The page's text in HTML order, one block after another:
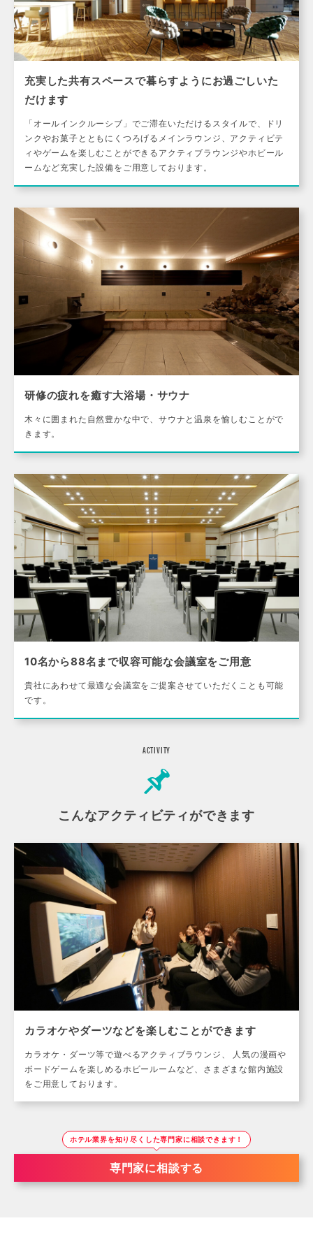
充実した共有スペースで暮らすようにお過ごしいた
だけます
「オールインクルーシブ」でご滞在いただけるスタイルで、ドリ
ンクやお菓子とともにくつろげるメインラウンジ、アクティビテ
ィやゲームを楽しむことができるアクティブラウンジやホビール
ームなど充実した設備をご用意しております。
研修の疲れを癒す大浴場・サウナ
木々に囲まれた自然豊かな中で、サウナと温泉を愉しむことがで
きます。
10名から88名まで収容可能な会議室をご用意
貴社にあわせて最適な会議室をご提案させていただくことも可能
です。
ACTIVITY
こんなアクティビティができます
カラオケやダーツなどを楽しむことができます
カラオケ・ダーツ等で遊べるアクティブラウンジ、 人気の漫画や
ボードゲームを楽しめるホビールームなど、さまざまな館内施設
をご用意しております。
ホテル業界を知り尽くした専門家に相談できます！
専門家に相談する